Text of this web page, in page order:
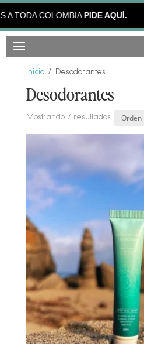
TODA COLOMBIAPIDE AQUÍ.
Inicio/ Desodorantes
Desodorantes
Mostrando 7 resultados